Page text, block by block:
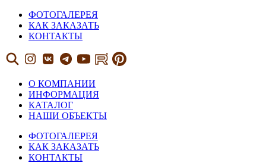
ФОТОГАЛЕРЕЯ
КАК ЗАКАЗАТЬ
КОНТАКТЫ
О КОМПАНИИ
ИНФОРМАЦИЯ
КАТАЛОГ
НАШИ ОБЪЕКТЫ
ФОТОГАЛЕРЕЯ
КАК ЗАКАЗАТЬ
КОНТАКТЫ